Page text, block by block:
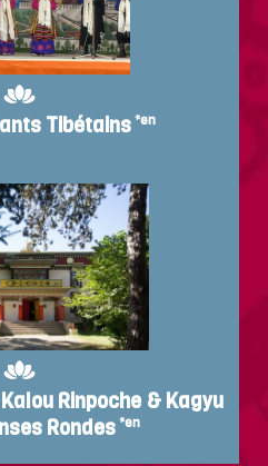
Tibétains*en
Rinpoche & Kagyu
Rondes *en